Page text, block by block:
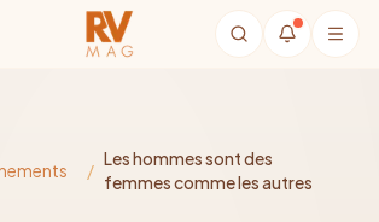
/
Les hommes sont des
femmes comme les autres